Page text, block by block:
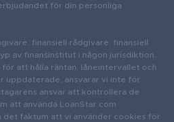
för din personliga
finansiell rådgivare, finansiell
av finansinstitut i någon jurisdiktion.
att hålla räntan, låneintervallet och
uppdaterade, ansvarar vi inte för
ansvar att kontrollera de
att använda LoanStar.com
det faktum att vi använder cookies för